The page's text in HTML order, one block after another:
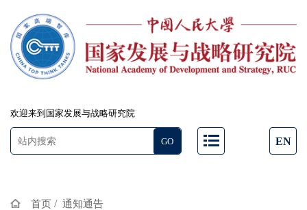
欢迎来到国家发展与战略研究院
EN
首页 / 通知通告